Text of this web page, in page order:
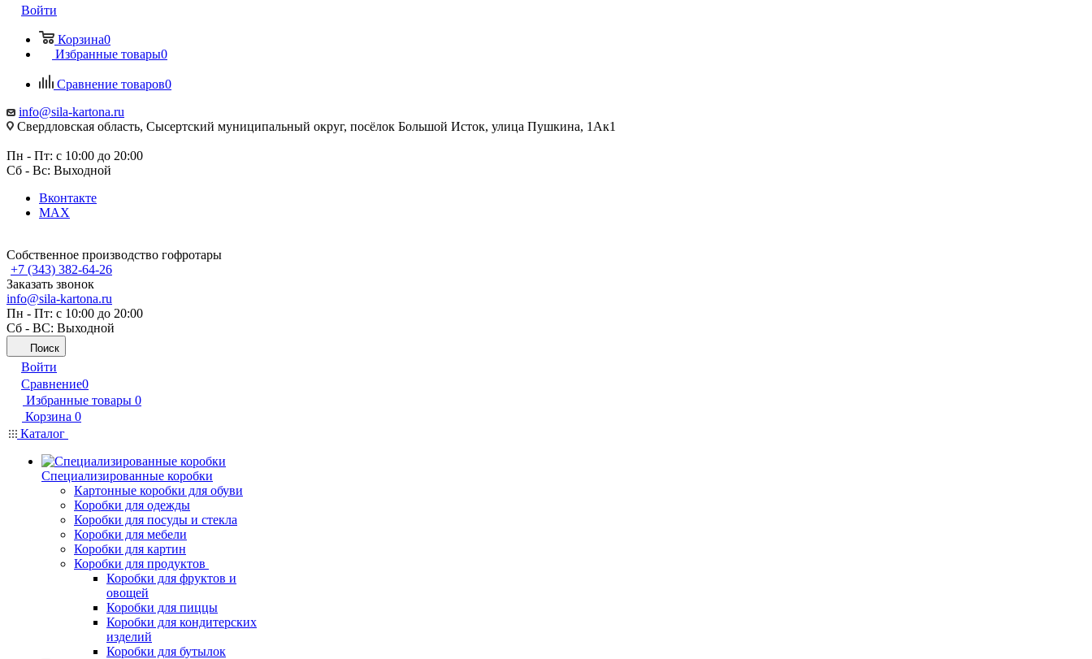
Войти
Корзина0
Избранные товары0
Сравнение товаров0
info@sila-kartona.ru
Свердловская область, Сысертский муниципальный округ, посёлок Большой Исток, улица Пушкина, 1Ак1
Пн - Пт: с 10:00 до 20:00
Сб - Вс: Выходной
Вконтакте
MAX
Собственное производство гофротары
+7 (343) 382-64-26
Заказать звонок
info@sila-kartona.ru
Пн - Пт: с 10:00 до 20:00
Сб - ВС: Выходной
Поиск
Войти
Сравнение0
Избранные товары 0
Корзина 0
Каталог
Специализированные коробки
Картонные коробки для обуви
Коробки для одежды
Коробки для посуды и стекла
Коробки для мебели
Коробки для картин
Коробки для продуктов
Коробки для фруктов и
овощей
Коробки для пиццы
Коробки для кондитерских
изделий
Коробки для бутылок